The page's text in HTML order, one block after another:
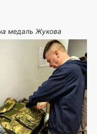
медаль Жукова